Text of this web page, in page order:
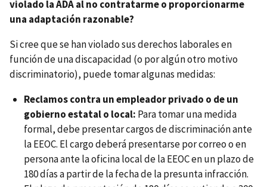
violado la ADA al no contratarme o proporcionarme
una adaptación razonable?
Si cree que se han violado sus derechos laborales en
función de una discapacidad (o por algún otro motivo
discriminatorio), puede tomar algunas medidas:
Reclamos contra un empleador privado o de un
gobierno estatal o local: Para tomar una medida
formal, debe presentar cargos de discriminación ante
la EEOC. El cargo deberá presentarse por correo o en
persona ante la oficina local de la EEOC en un plazo de
180 días a partir de la fecha de la presunta infracción.